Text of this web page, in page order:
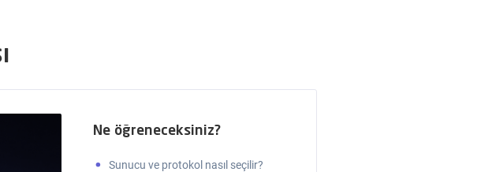
Ne öğreneceksiniz?
Sunucu ve protokol nasıl seçilir?